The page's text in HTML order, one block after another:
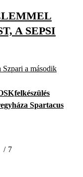
A SEPSI
Szpari a második
felkészülés
Spartacus
/ 7